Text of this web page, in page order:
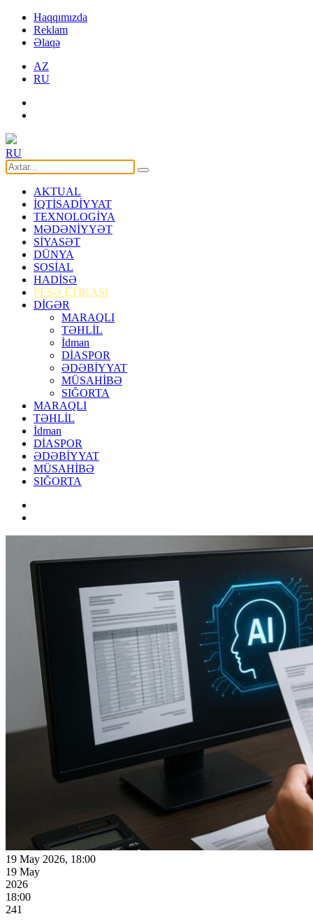
Haqqımızda
Reklam
Əlaqə
AZ
RU
RU
AKTUAL
İQTİSADİYYAT
TEXNOLOGİYA
MƏDƏNİYYƏT
SİYASƏT
DÜNYA
SOSİAL
HADİSƏ
PEŞƏ ETİKASI
DİGƏR
MARAQLI
TƏHLİL
İdman
DİASPOR
ƏDƏBİYYAT
MÜSAHİBƏ
SIĞORTA
MARAQLI
TƏHLİL
İdman
DİASPOR
ƏDƏBİYYAT
MÜSAHİBƏ
SIĞORTA
19 May 2026, 18:00
19 May
2026
18:00
241